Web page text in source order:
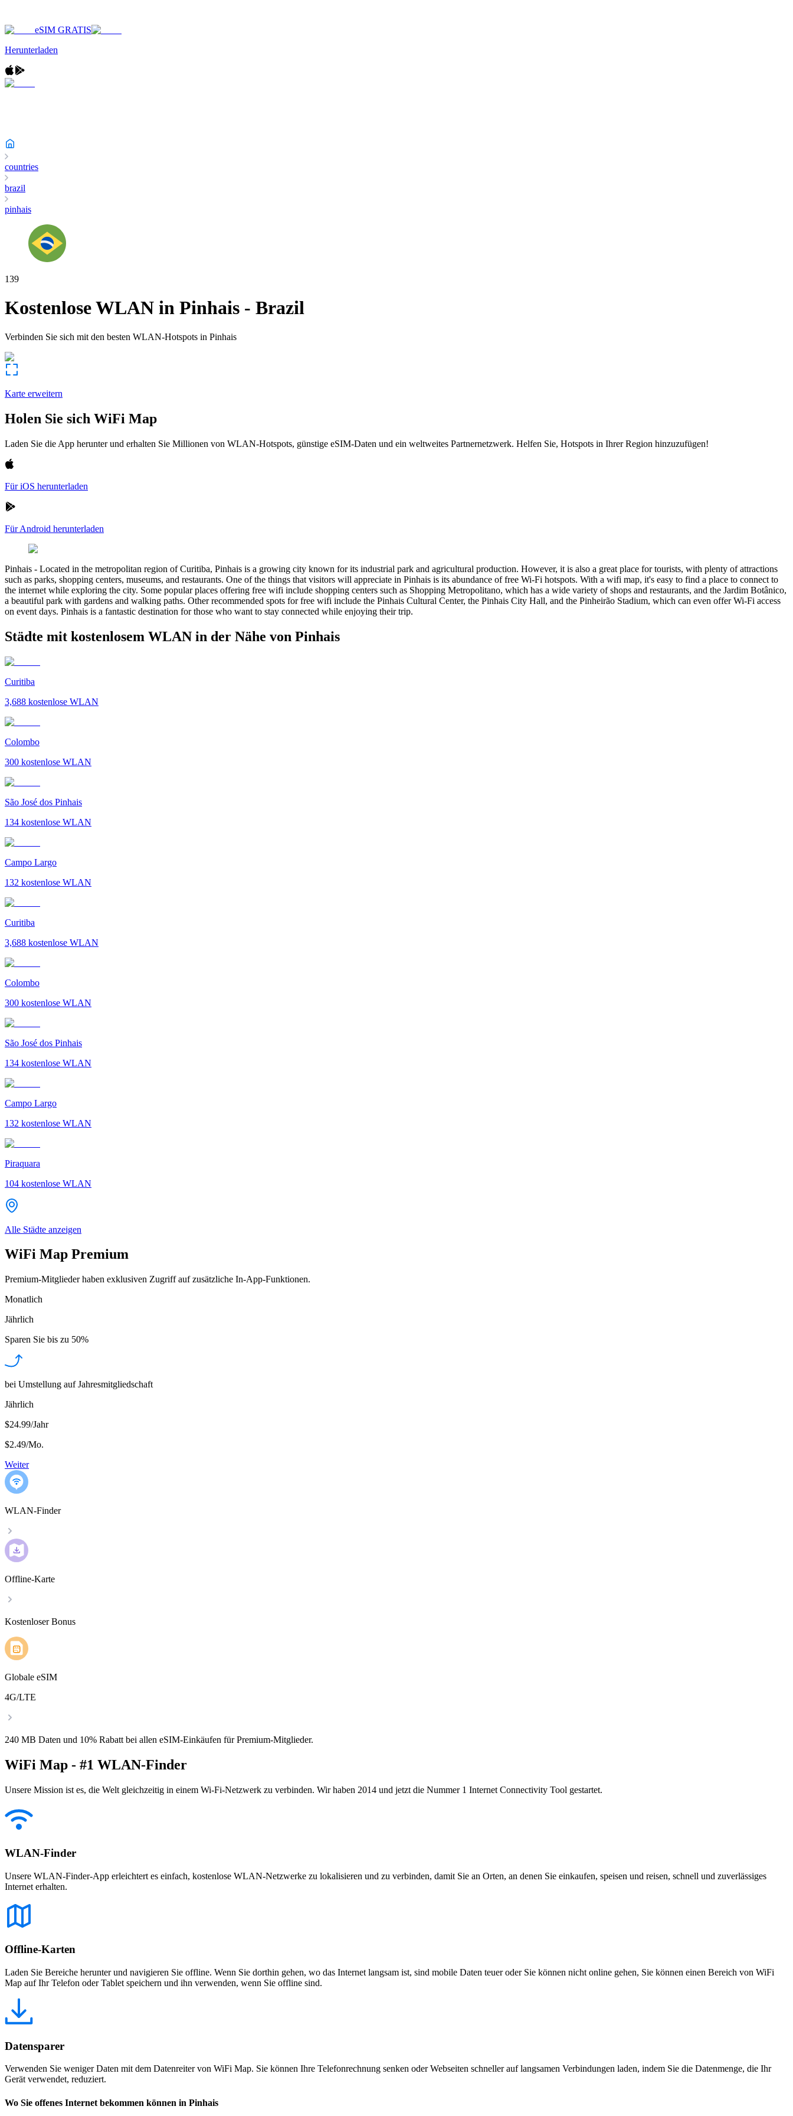
eSIM GRATIS
Herunterladen
countries
brazil
pinhais
139
Kostenlose WLAN in Pinhais - Brazil
Verbinden Sie sich mit den besten WLAN-Hotspots in Pinhais
Karte erweitern
Holen Sie sich WiFi Map
Laden Sie die App herunter und erhalten Sie Millionen von WLAN-Hotspots, günstige eSIM-Daten und ein weltweites Partnernetzwerk. Helfen Sie, Hotspots in Ihrer Region hinzuzufügen!
Für iOS herunterladen
Für Android herunterladen
Pinhais - Located in the metropolitan region of Curitiba, Pinhais is a growing city known for its industrial park and agricultural production. However, it is also a great place for tourists, with plenty of attractions
such as parks, shopping centers, museums, and restaurants. One of the things that visitors will appreciate in Pinhais is its abundance of free Wi-Fi hotspots. With a wifi map, it's easy to find a place to connect to
the internet while exploring the city. Some popular places offering free wifi include shopping centers such as Shopping Metropolitano, which has a wide variety of shops and restaurants, and the Jardim Botânico,
a beautiful park with gardens and walking paths. Other recommended spots for free wifi include the Pinhais Cultural Center, the Pinhais City Hall, and the Pinheirão Stadium, which can even offer Wi-Fi access
on event days. Pinhais is a fantastic destination for those who want to stay connected while enjoying their trip.
Städte mit kostenlosem WLAN in der Nähe von Pinhais
Curitiba
3,688 kostenlose WLAN
Colombo
300 kostenlose WLAN
São José dos Pinhais
134 kostenlose WLAN
Campo Largo
132 kostenlose WLAN
Curitiba
3,688 kostenlose WLAN
Colombo
300 kostenlose WLAN
São José dos Pinhais
134 kostenlose WLAN
Campo Largo
132 kostenlose WLAN
Piraquara
104 kostenlose WLAN
Alle Städte anzeigen
WiFi Map Premium
Premium-Mitglieder haben exklusiven Zugriff auf zusätzliche In-App-Funktionen.
Monatlich
Jährlich
Sparen Sie bis zu 50%
bei Umstellung auf Jahresmitgliedschaft
Jährlich
$24.99/Jahr
$2.49/Mo.
Weiter
WLAN-Finder
Offline-Karte
Kostenloser Bonus
Globale eSIM
4G/LTE
240 MB Daten und 10% Rabatt bei allen eSIM-Einkäufen für Premium-Mitglieder.
WiFi Map - #1 WLAN-Finder
Unsere Mission ist es, die Welt gleichzeitig in einem Wi-Fi-Netzwerk zu verbinden. Wir haben 2014 und jetzt die Nummer 1 Internet Connectivity Tool gestartet.
WLAN-Finder
Unsere WLAN-Finder-App erleichtert es einfach, kostenlose WLAN-Netzwerke zu lokalisieren und zu verbinden, damit Sie an Orten, an denen Sie einkaufen, speisen und reisen, schnell und zuverlässiges
Internet erhalten.
Offline-Karten
Laden Sie Bereiche herunter und navigieren Sie offline. Wenn Sie dorthin gehen, wo das Internet langsam ist, sind mobile Daten teuer oder Sie können nicht online gehen, Sie können einen Bereich von WiFi
Map auf Ihr Telefon oder Tablet speichern und ihn verwenden, wenn Sie offline sind.
Datensparer
Verwenden Sie weniger Daten mit dem Datenreiter von WiFi Map. Sie können Ihre Telefonrechnung senken oder Webseiten schneller auf langsamen Verbindungen laden, indem Sie die Datenmenge, die Ihr
Gerät verwendet, reduziert.
Wo Sie offenes Internet bekommen können in Pinhais